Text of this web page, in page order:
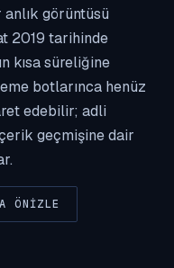
görüntüsü
2019 tarihinde
kısa süreliğine
botlarınca henüz
edebilir; adli
geçmişine dair
ÖNIZLE